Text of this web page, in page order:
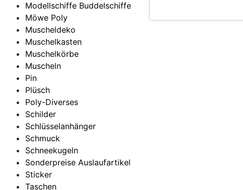
Modellschiffe Buddelschiffe
Möwe Poly
Muscheldeko
Muschelkasten
Muschelkörbe
Muscheln
Pin
Plüsch
Poly-Diverses
Schilder
Schlüsselanhänger
Schmuck
Schneekugeln
Sonderpreise Auslaufartikel
Sticker
Taschen